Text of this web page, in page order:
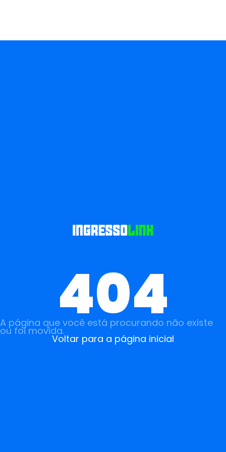
404
A página que você está procurando não existe
ou foi movida.
Voltar para a página inicial